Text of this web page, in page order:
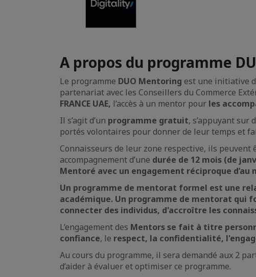
A propos du programme
Le programme DUO Mentoring est une initiative
partenariat avec les Conseillers du Commerce
FRANCE UAE, l’accès à un mentor pour les
Il s’agit d’un programme gratuit, s’appuyant sur
portés volontaires pour donner de leur temps et
Connaisseurs de leur zone respective, ils peuvent
accompagnement d’une durée de 12 mois (de
Mentoré avec un engagement réciproque
Un programme de mentorat formel est une
académique. Un programme de mentorat qui
connecter des individus, d'accroître les
L’engagement des Mentors se fait à titre
confiance, le respect, la confidentialité,
Au cours du programme, il sera demandé aux 2
d’aider à évaluer et optimiser ce programme.